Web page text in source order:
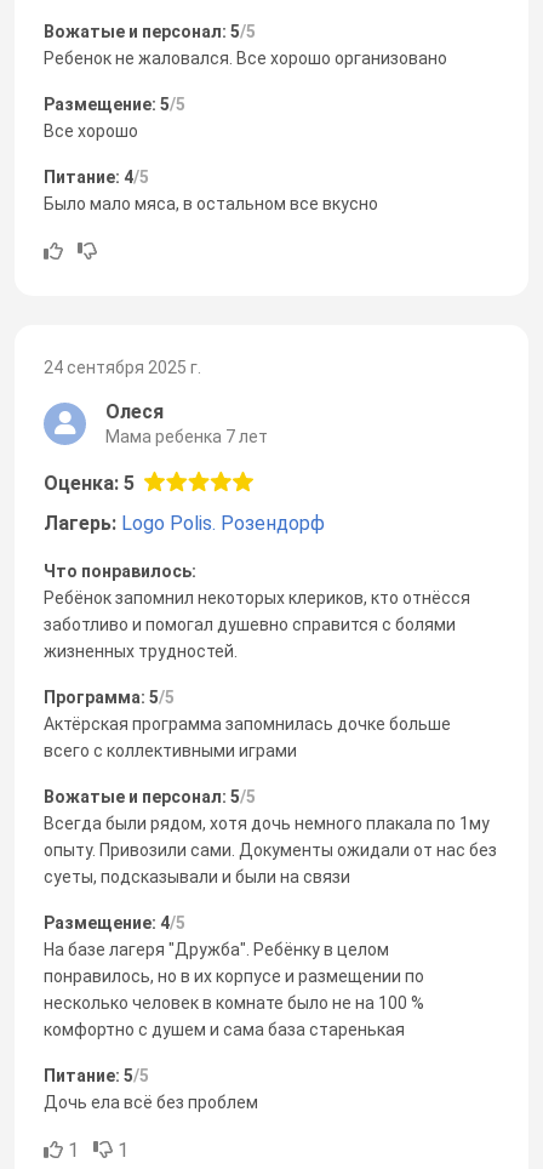
Вожатые и персонал: 5/5
Ребенок не жаловался. Все хорошо организовано
Размещение: 5/5
Все хорошо
Питание: 4/5
Было мало мяса, в остальном все вкусно
24 сентября 2025 г.
Олеся
Мама ребенка 7 лет
Оценка: 5
Лагерь: Logo Polis. Розендорф
Что понравилось:
Ребёнок запомнил некоторых клериков, кто отнёсся
заботливо и помогал душевно справится с болями
жизненных трудностей.
Программа: 5/5
Актёрская программа запомнилась дочке больше
всего с коллективными играми
Вожатые и персонал: 5/5
Всегда были рядом, хотя дочь немного плакала по 1му
опыту. Привозили сами. Документы ожидали от нас без
суеты, подсказывали и были на связи
Размещение: 4/5
На базе лагеря "Дружба". Ребёнку в целом
понравилось, но в их корпусе и размещении по
несколько человек в комнате было не на 100 %
комфортно с душем и сама база старенькая
Питание: 5/5
Дочь ела всё без проблем
1 1